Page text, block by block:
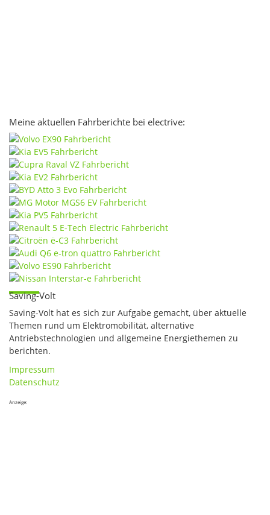
Meine aktuellen Fahrberichte bei electrive:
Saving-Volt
Saving-Volt hat es sich zur Aufgabe gemacht, über aktuelle
Themen rund um Elektromobilität, alternative
Antriebstechnologien und allgemeine Energiethemen zu
berichten.
Impressum
Datenschutz
Anzeige: